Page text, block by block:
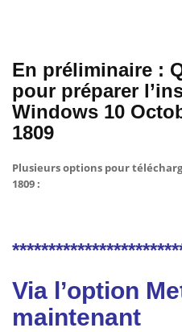
En préliminaire :
pour préparer
Windows 10
1809
Plusieurs options pour
1809 :
Via l’option
maintenant